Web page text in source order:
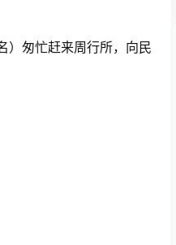
）匆忙赶来周行所，向民